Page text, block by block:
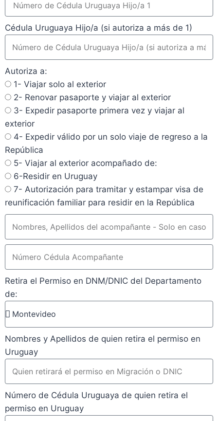
Cédula Uruguaya Hijo/a (si autoriza a más de 1)
Autoriza a:
1- Viajar solo al exterior
2- Renovar pasaporte y viajar al exterior
3- Expedir pasaporte primera vez y viajar al
exterior
4- Expedir válido por un solo viaje de regreso a la
República
5- Viajar al exterior acompañado de:
6-Residir en Uruguay
7- Autorización para tramitar y estampar visa de
reunificación familiar para residir en la República
Retira el Permiso en DNM/DNIC del Departamento
de:
Nombres y Apellidos de quien retira el permiso en
Uruguay
Número de Cédula Uruguaya de quien retira el
permiso en Uruguay